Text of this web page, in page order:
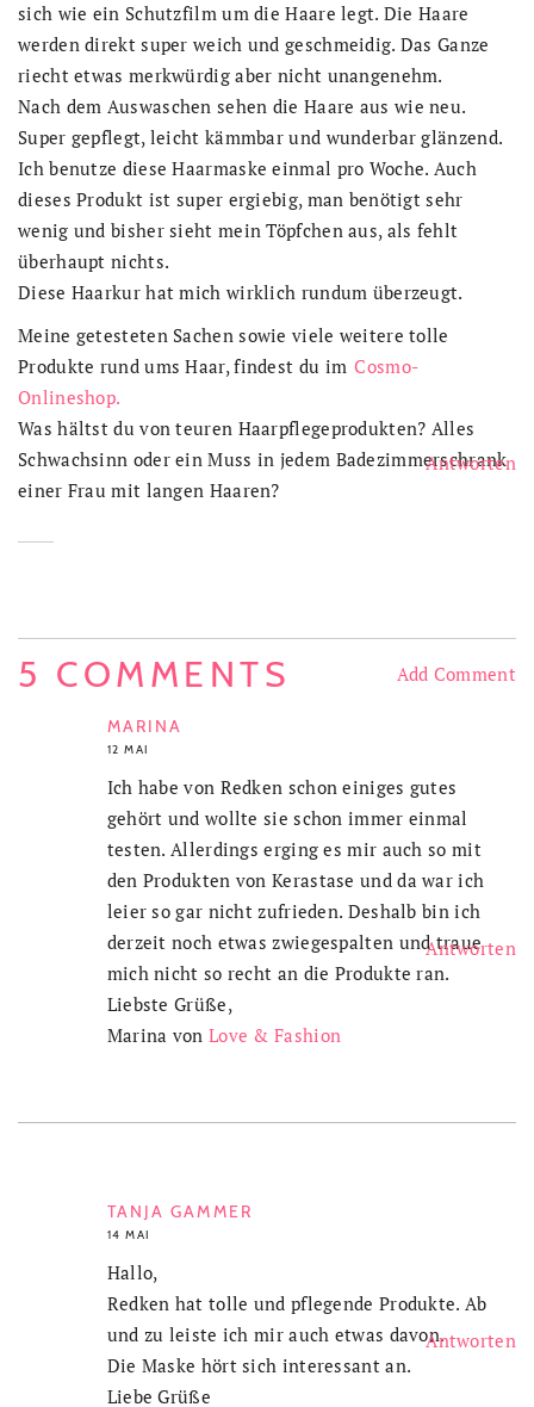
sich wie ein Schutzfilm um die Haare legt. Die Haare
werden direkt super weich und geschmeidig. Das Ganze
riecht etwas merkwürdig aber nicht unangenehm.
Nach dem Auswaschen sehen die Haare aus wie neu.
Super gepflegt, leicht kämmbar und wunderbar glänzend.
Ich benutze diese Haarmaske einmal pro Woche. Auch
dieses Produkt ist super ergiebig, man benötigt sehr
wenig und bisher sieht mein Töpfchen aus, als fehlt
überhaupt nichts.
Diese Haarkur hat mich wirklich rundum überzeugt.
Meine getesteten Sachen sowie viele weitere tolle
Produkte rund ums Haar, findest du im Cosmo-
Onlineshop.
Was hältst du von teuren Haarpflegeprodukten? Alles
Schwachsinn oder ein Muss in jedem Badezimmerschrank
einer Frau mit langen Haaren?
5 COMMENTS Add Comment
MARINA
12 MAI
Antworten
Ich habe von Redken schon einiges gutes
gehört und wollte sie schon immer einmal
testen. Allerdings erging es mir auch so mit
den Produkten von Kerastase und da war ich
leier so gar nicht zufrieden. Deshalb bin ich
derzeit noch etwas zwiegespalten und traue
mich nicht so recht an die Produkte ran.
Liebste Grüße,
Marina von Love & Fashion
TANJA GAMMER
14 MAI
Antworten
Hallo,
Redken hat tolle und pflegende Produkte. Ab
und zu leiste ich mir auch etwas davon.
Die Maske hört sich interessant an.
Liebe Grüße
Antworten